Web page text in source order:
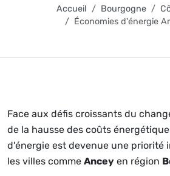
Accueil Bourgogne
Économies d'énergie
Face aux défis croissants du
de la hausse des coûts
d'énergie est devenue une priorité
les villes comme Ancey en région